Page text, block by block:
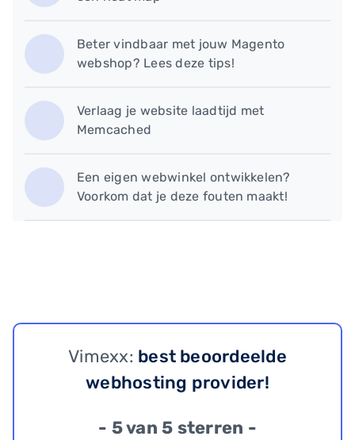
Beter vindbaar met jouw Magento
webshop? Lees deze tips!
Verlaag je website laadtijd met
Memcached
​Een eigen webwinkel ontwikkelen?
Voorkom dat je deze fouten maakt!
Vimexx: best beoordeelde
webhosting provider!
- 5 van 5 sterren -